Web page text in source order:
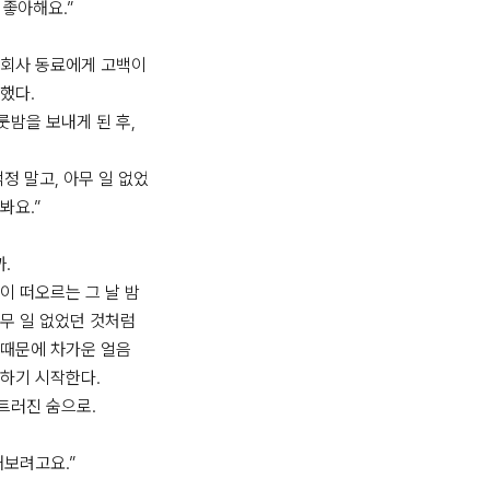
아해요.”
사 동료에게 고백이
다.
밤을 보내게 된 후,
말고, 아무 일 없었
요.”
.
떠오르는 그 날 밤
일 없었던 것처럼
문에 차가운 얼음
기 시작한다.
러진 숨으로.
려고요.”